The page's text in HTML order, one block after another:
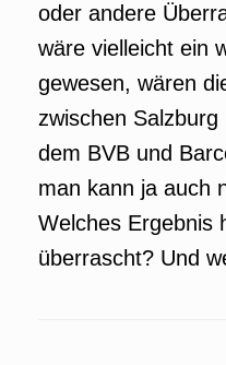
oder andere
wäre vielleicht ein
gewesen, wären
zwischen
dem BVB und
man kann ja auch
Welches Ergebnis
überrascht? Und